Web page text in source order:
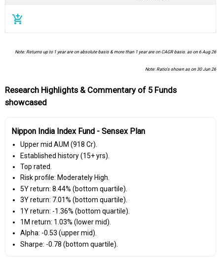
add_shopping_cart
Note: Returns up to 1 year are on absolute basis & more than 1 year are on CAGR basis. as on 6 Aug 26
Note: Ratio's shown as on 30 Jun 26
Research Highlights & Commentary of 5 Funds
showcased
Nippon India Index Fund - Sensex Plan
Upper mid AUM (₹918 Cr).
Established history (15+ yrs).
Top rated.
Risk profile: Moderately High.
5Y return: 8.44% (bottom quartile).
3Y return: 7.01% (bottom quartile).
1Y return: -1.36% (bottom quartile).
1M return: 1.03% (lower mid).
Alpha: -0.53 (upper mid).
Sharpe: -0.78 (bottom quartile).